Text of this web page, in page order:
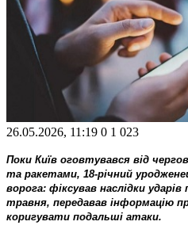
26.05.2026, 11:19 0 1 023
Поки Київ оговтувався від
та ракетами, 18-річний
ворога: фіксував наслідки
травня, передавав інформацію
коригувати подальші атаки.